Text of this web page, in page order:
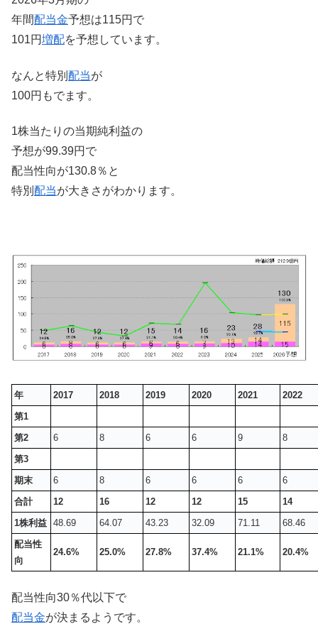
年間配当金予想は115円で
101円増配を予想しています。
なんと特別 配当が
100円もでます。
1株当たりの当期純利益の
予想が99.39円で
配当性向が130.8％と
特別 配当が大きさがわかります。
年 2017 2018 2019 2020 2021
2022
第1
第2
6 8 6 6 9
8
第3
期末
6 8 6 6 6
6
合計
12 16 12 12 15
14
1株利益 48.69 64.07 43.23 32.09 71.11
68.46
配当性
向
24.6% 25.0% 27.8% 37.4% 21.1% 20.4%
配当性向30％代以下で
配当金が決まるようです。